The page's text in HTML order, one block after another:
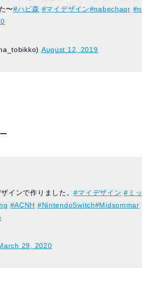
〜#ハピ森 #マイデザイン#nabechaqr
August 12, 2019
インで作りました。#マイデザイン #ミ
#ACNH #NintendoSwitch#Midsommar
29, 2020